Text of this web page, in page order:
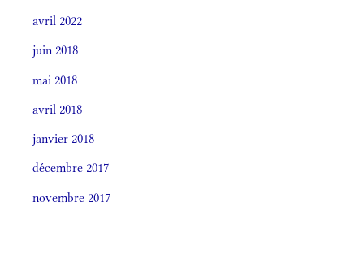
avril 2022
juin 2018
mai 2018
avril 2018
janvier 2018
décembre 2017
novembre 2017